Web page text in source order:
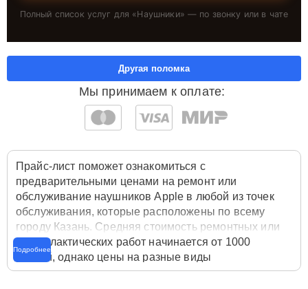
Полный список услуг для «Наушники» — по звонку или в чате
Мы принимаем к оплате:
Другая поломка
Прайс-лист поможет ознакомиться с
предварительными ценами на ремонт или
обслуживание наушников Apple в любой из точек
обслуживания, которые расположены по всему
городу Казань. Средняя стоимость ремонтных или
профилактических работ начинается от 1000
рублей, однако цены на разные виды
комплектующих могут различаться. Полную
Подробнее